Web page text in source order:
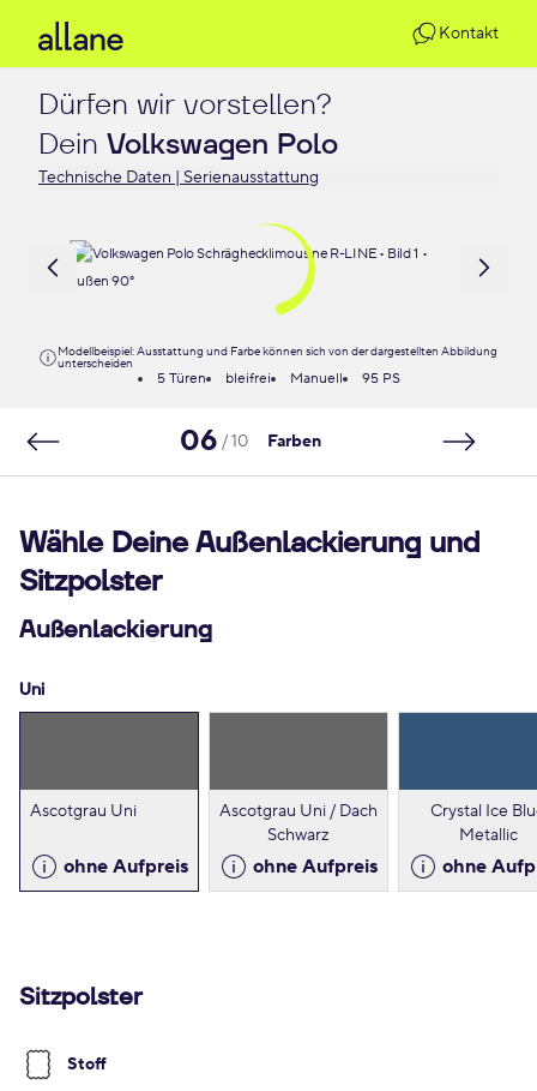
Kontakt
Dürfen wir vorstellen?
Dein Volkswagen Polo
Technische Daten | Serienausstattung
Modellbeispiel: Ausstattung und Farbe können sich von der dargestellten Abbildung
unterscheiden
5 Türen bleifrei Manuell 95 PS
06 / 10 Farben
Wähle Deine Außenlackierung und
Sitzpolster
Außenlackierung
Uni
Ascotgrau Uni
ohne Aufpreis
Ascotgrau Uni / Dach
Schwarz
ohne Aufpreis
Crystal Ice
Metallic
ohne
Sitzpolster
Stoff